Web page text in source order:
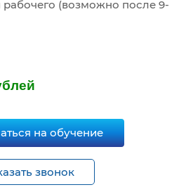
(возможно после 9-
на обучение
звонок